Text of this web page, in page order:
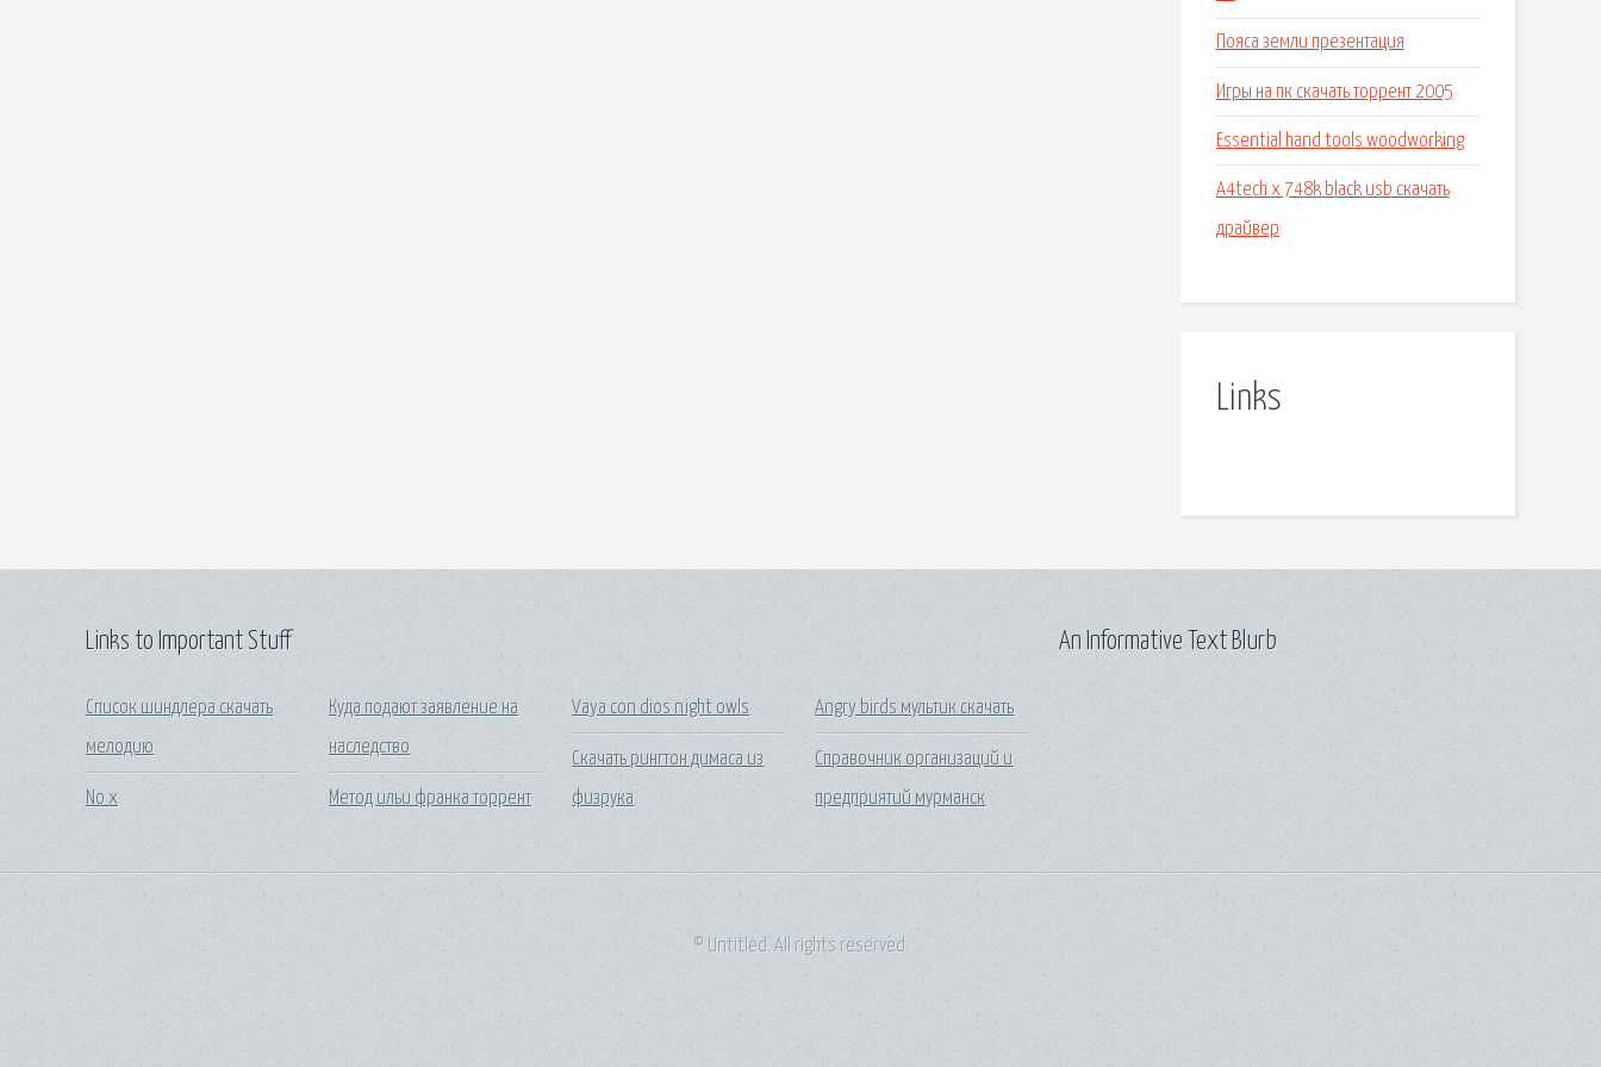
Пояса земли презентация
Игры на пк скачать торрент 2005
Essential hand tools woodworking
A4tech x 748k black usb скачать
драйвер
Links
Links to Important Stuff
Список шиндлера скачать
мелодию
No x
Куда подают заявление на
наследство
Метод ильи франка торрент
Vaya con dios night owls
Скачать рингтон димаса из
физрука
Angry birds мультик скачать
Справочник организаций и
предприятий мурманск
An Informative Text Blurb
© Untitled. All rights reserved.